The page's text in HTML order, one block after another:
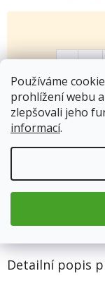
Používáme
prohlížení webu
zlepšovali jeho
informací.
Kód produktu:
8026
Kategorie:
Hmotnost: 0.1
Detailní popis